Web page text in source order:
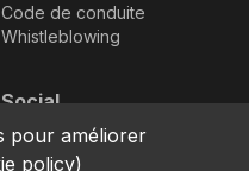
Code de conduite
Whistleblowing
Social
Facebook
Instagram
Youtube
LinkedIn
pour améliorer
policy)